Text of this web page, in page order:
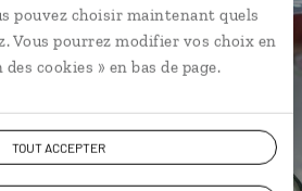
pouvez choisir maintenant quels
Vous pourrez modifier vos choix en
cookies » en bas de page.
TOUT ACCEPTER
spécialiste Inde